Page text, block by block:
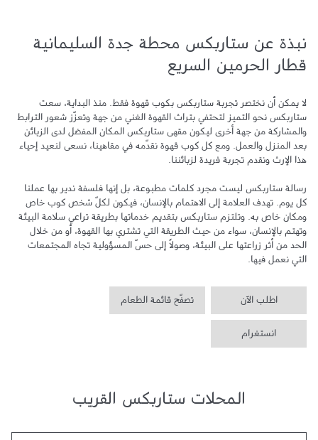
نبذة عن ستاربكس محطة جدة السليمانية
قطار الحرمين السريع
التي نعمل فيها.
اطلب الآن تصفّح قائمة الطعام
انستغرام
المحلات ستاربكس القريب